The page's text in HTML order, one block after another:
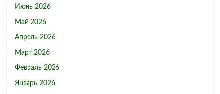
Июнь 2026
Май 2026
Апрель 2026
Март 2026
Февраль 2026
Январь 2026